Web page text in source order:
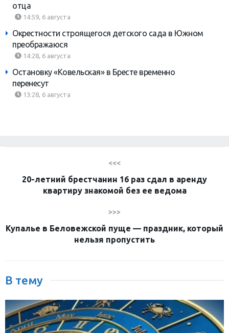
отца
14:59, 6 августа
Окрестности строящегося детского сада в Южном
преображаюся
14:28, 6 августа
Остановку «Ковельская» в Бресте временно
перенесут
13:28, 6 августа
<<<
20-летний брестчанин 16 раз сдал в аренду
квартиру знакомой без ее ведома
>>>
Купалье в Беловежской пуще — праздник, который
нельзя пропустить
В тему